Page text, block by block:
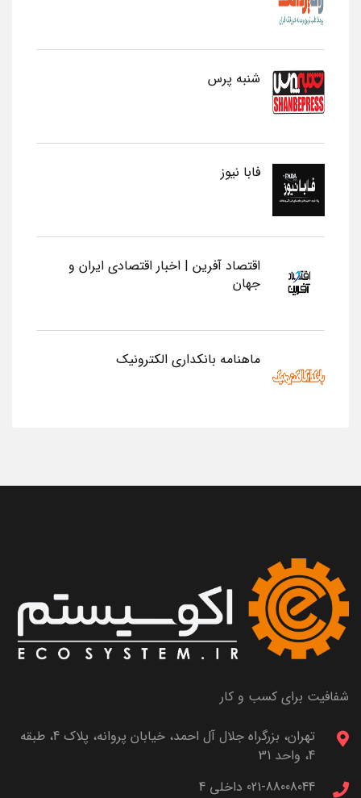
شنبه پرس
فابا نیوز
اقتصاد آفرین | اخبار اقتصادی ایران و
جهان
ماهنامه بانکداری الکترونیک
شفافیت برای کسب و کار
تهران، بزرگراه جلال آل احمد، خیابان پروانه، پلاک 4، طبقه
4، واحد 31
021-88008044 داخلی 4